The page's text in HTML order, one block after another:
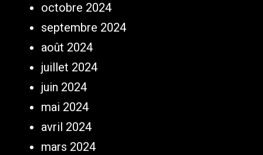
octobre 2024
septembre 2024
août 2024
juillet 2024
juin 2024
mai 2024
avril 2024
mars 2024